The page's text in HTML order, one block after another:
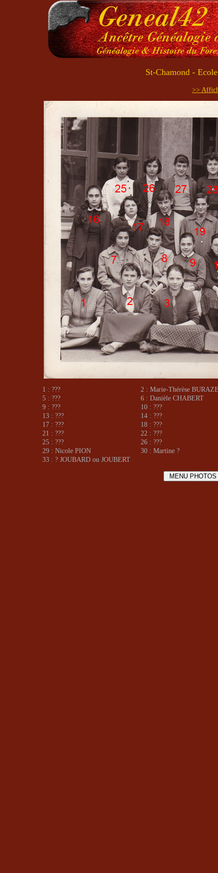
St-Chamond -
>>
1 : ???
2 : Marie-Thérèse
5 : ???
6 : Danièle CHABERT
9 : ???
10 : ???
13 : ???
14 : ???
17 : ???
18 : ???
21 : ???
22 : ???
25 : ???
26 : ???
29 : Nicole PION
30 : Martine ?
33 : ? JOUBARD ou JOUBERT